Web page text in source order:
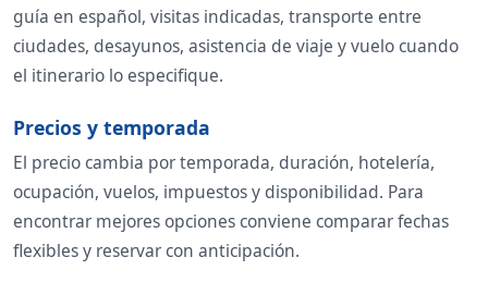
guía en español, visitas indicadas, transporte entre
ciudades, desayunos, asistencia de viaje y vuelo cuando
el itinerario lo especifique.
Precios y temporada
El precio cambia por temporada, duración, hotelería,
ocupación, vuelos, impuestos y disponibilidad. Para
encontrar mejores opciones conviene comparar fechas
flexibles y reservar con anticipación.